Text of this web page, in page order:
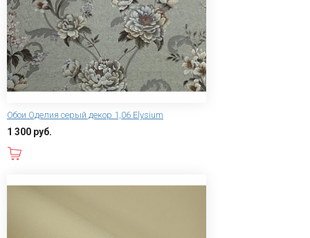
Обои Оделия серый декор 1,06 Elysium
1 300 руб.